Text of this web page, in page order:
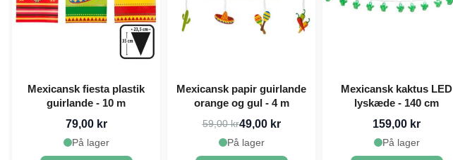
Mexicansk fiesta plastik
guirlande - 10 m
79,00 kr
På lager
Mexicansk papir guirlande
orange og gul - 4 m
59,00 kr49,00 kr
På lager
Mexicansk kaktus LED
lyskæde - 140 cm
159,00 kr
På lager